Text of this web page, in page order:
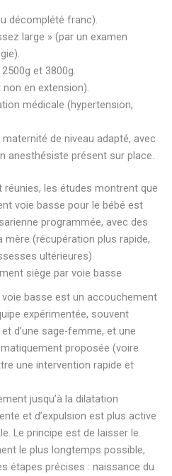
décomplété franc).
large » (par un examen
et 3800g.
en extension).
médicale (hypertension,
de niveau adapté, avec
anesthésiste présent sur place.
les études montrent que
voie basse pour le bébé est
programmée, avec des
(récupération plus rapide,
ultérieures).
siège par voie basse
voie basse est un accouchement
expérimentée, souvent
d’une sage-femme, et une
proposée (voire
une intervention rapide et
jusqu’à la dilatation
et d’expulsion est plus active
Le principe est de laisser le
le plus longtemps possible,
étapes précises : naissance du